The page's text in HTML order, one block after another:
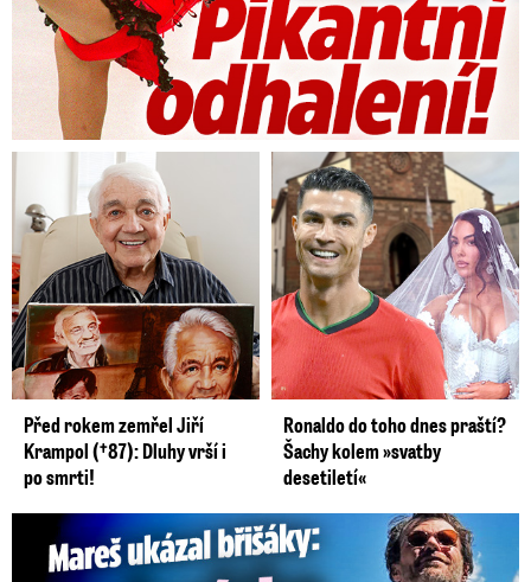
Před rokem zemřel Jiří
Krampol (†87): Dluhy vrší i
po smrti!
Ronaldo do toho dnes praští?
Šachy kolem »svatby
desetiletí«
Mareš v dokonalé formě ukázal břišáky: Padesátka není znát